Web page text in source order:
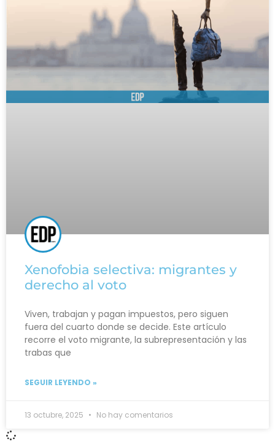
Xenofobia selectiva: migrantes y
derecho al voto
Viven, trabajan y pagan impuestos, pero siguen
fuera del cuarto donde se decide. Este artículo
recorre el voto migrante, la subrepresentación y las
trabas que
SEGUIR LEYENDO »
13 octubre, 2025 No hay comentarios